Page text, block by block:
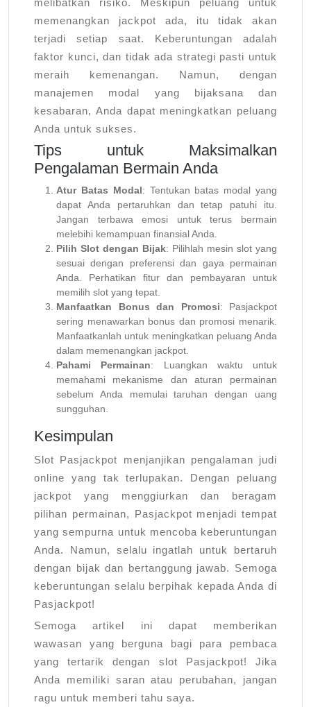
memenangkan jackpot ada, itu tidak akan
terjadi setiap saat. Keberuntungan adalah
faktor kunci, dan tidak ada strategi pasti untuk
meraih kemenangan. Namun, dengan
manajemen modal yang bijaksana dan
kesabaran, Anda dapat meningkatkan peluang
Anda untuk sukses.
Tips untuk Maksimalkan
Pengalaman Bermain Anda
Atur Batas Modal: Tentukan batas modal yang
dapat Anda pertaruhkan dan tetap patuhi itu.
Jangan terbawa emosi untuk terus bermain
melebihi kemampuan finansial Anda.
Pilih Slot dengan Bijak: Pilihlah mesin slot yang
sesuai dengan preferensi dan gaya permainan
Anda. Perhatikan fitur dan pembayaran untuk
memilih slot yang tepat.
Manfaatkan Bonus dan Promosi: Pasjackpot
sering menawarkan bonus dan promosi menarik.
Manfaatkanlah untuk meningkatkan peluang Anda
dalam memenangkan jackpot.
Pahami Permainan: Luangkan waktu untuk
memahami mekanisme dan aturan permainan
sebelum Anda memulai taruhan dengan uang
sungguhan.
Kesimpulan
Slot Pasjackpot menjanjikan pengalaman judi
online yang tak terlupakan. Dengan peluang
jackpot yang menggiurkan dan beragam
pilihan permainan, Pasjackpot menjadi tempat
yang sempurna untuk mencoba keberuntungan
Anda. Namun, selalu ingatlah untuk bertaruh
dengan bijak dan bertanggung jawab. Semoga
keberuntungan selalu berpihak kepada Anda di
Pasjackpot!
Semoga artikel ini dapat memberikan
wawasan yang berguna bagi para pembaca
yang tertarik dengan slot Pasjackpot! Jika
Anda memiliki saran atau perubahan, jangan
ragu untuk memberi tahu saya.